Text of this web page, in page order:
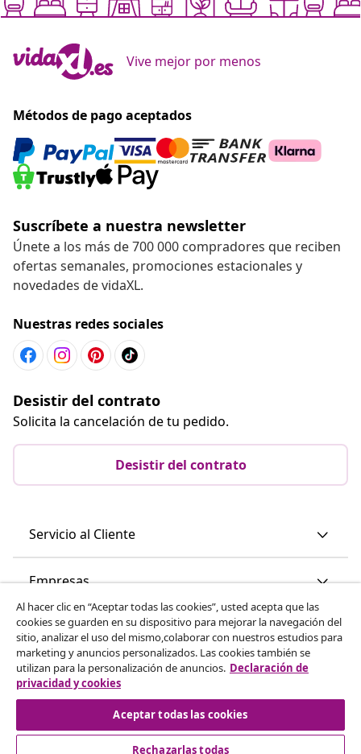
Vive mejor por menos
Métodos de pago aceptados
Suscríbete a nuestra newsletter
Únete a los más de 700 000 compradores que reciben
ofertas semanales, promociones estacionales y
novedades de vidaXL.
Nuestras redes sociales
Desistir del contrato
Solicita la cancelación de tu pedido.
Desistir del contrato
Servicio al Cliente
Empresas
vidaXL
Descubre mas
Al hacer clic en “Aceptar todas las cookies”, usted acepta que las
cookies se guarden en su dispositivo para mejorar la navegación del
sitio, analizar el uso del mismo,colaborar con nuestros estudios para
marketing y anuncios personalizados. Las cookies también se
utilizan para la personalización de anuncios. Declaración de
privacidad y cookies
Aceptar todas las cookies
Rechazarlas todas